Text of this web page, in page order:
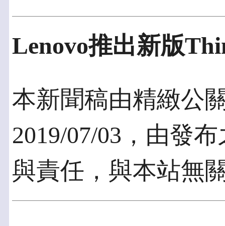
Lenovo推出新版
本新聞稿由精緻公
2019/07/03，由發
與責任，與本站無